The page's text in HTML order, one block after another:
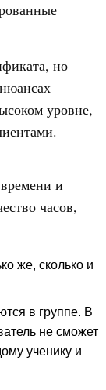
но
уровне,
и
часов,
же, сколько и
в группе. В
не сможет
ученику и